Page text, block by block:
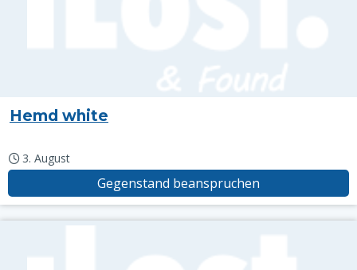
Hemd white
3. August
Gegenstand beanspruchen